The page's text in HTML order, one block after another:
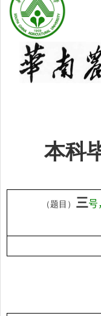
本科
（题目） 三号